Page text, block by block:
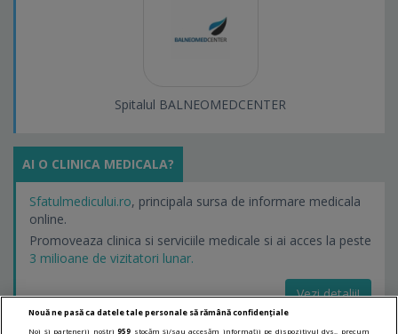
Spitalul BALNEOMEDCENTER
AI O CLINICA MEDICALA?
Sfatulmedicului.ro, principala sursa de informare medicala
online.
Promoveaza clinica si serviciile medicale si ai acces la peste
3 milioane de vizitatori lunar.
Vezi detalii!
Nouă ne pasă ca datele tale personale să rămână confidențiale
Noi și partenerii noștri959 stocăm și/sau accesăm informații pe dispozitivul dvs., precum